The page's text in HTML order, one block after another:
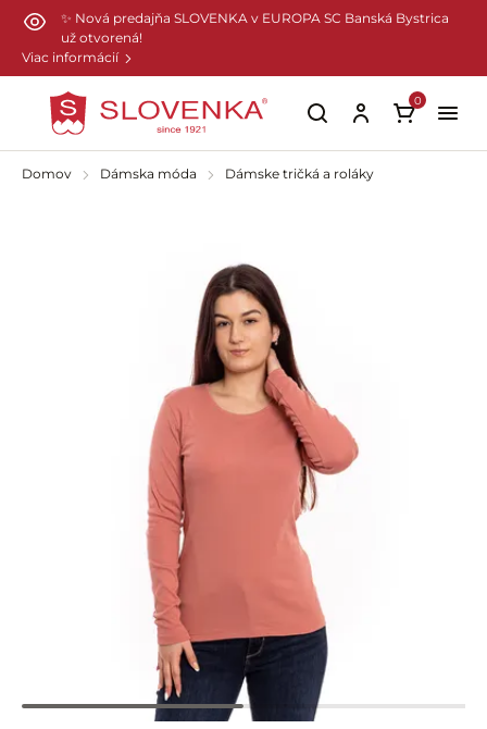
Preskočiť na hlavný obsah
✨ Nová predajňa SLOVENKA v EUROPA SC Banská Bystrica
už otvorená!
Viac informácií
0
Domov Dámska móda Dámske tričká a roláky